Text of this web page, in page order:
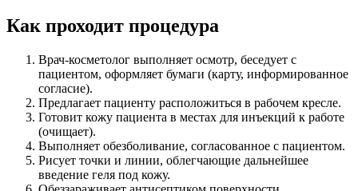
Как проходит процедура
Врач-косметолог выполняет осмотр, беседует с
пациентом, оформляет бумаги (карту, информированное
согласие).
Предлагает пациенту расположиться в рабочем кресле.
Готовит кожу пациента в местах для инъекций к работе
(очищает).
Выполняет обезболивание, согласованное с пациентом.
Рисует точки и линии, облегчающие дальнейшее
введение геля под кожу.